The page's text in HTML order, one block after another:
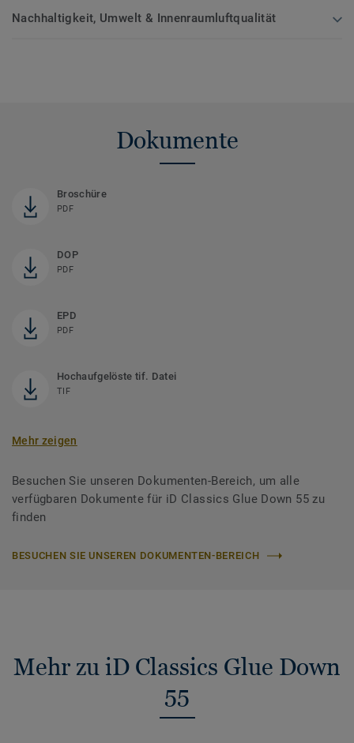
Nachhaltigkeit, Umwelt & Innenraumluftqualität
Dokumente
Broschüre
PDF
DOP
PDF
EPD
PDF
Hochaufgelöste tif. Datei
TIF
Mehr zeigen
Besuchen Sie unseren Dokumenten-Bereich, um alle
verfügbaren Dokumente für iD Classics Glue Down 55 zu
finden
BESUCHEN SIE UNSEREN DOKUMENTEN-BEREICH
Mehr zu iD Classics Glue Down
55